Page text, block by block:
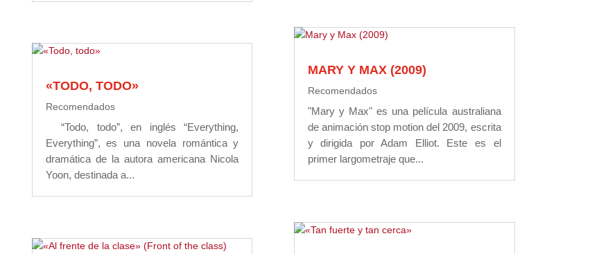
«TODO, TODO»
Recomendados
“Todo, todo”, en inglés “Everything,
Everything”, es una novela romántica y
dramática de la autora americana Nicola
Yoon, destinada a...
MARY Y MAX (2009)
Recomendados
"Mary y Max" es una película australiana
de animación stop motion del 2009, escrita
y dirigida por Adam Elliot. Este es el
primer largometraje que...